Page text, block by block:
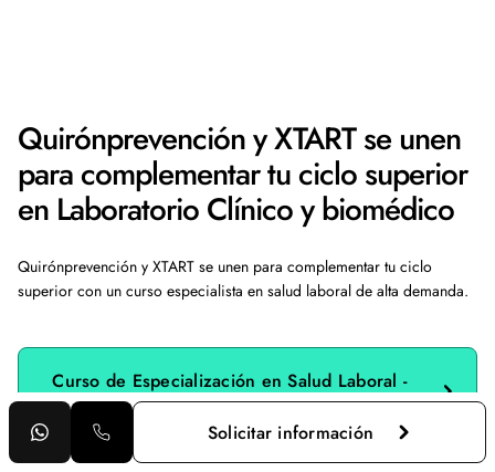
Quirónprevención y XTART se unen
para complementar tu ciclo superior
en Laboratorio Clínico y biomédico
Quirónprevención y XTART se unen para complementar tu ciclo
superior con un curso especialista en salud laboral de alta demanda.
Curso de Especialización en Salud Laboral -
Quirón
Solicitar información